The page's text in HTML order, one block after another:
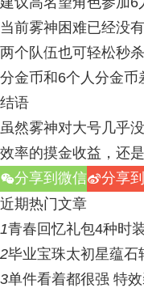
当前雾神困难已经没
两个队伍也可轻松秒
分金币和6个人分金币
结语
虽然雾神对大号几乎
效率的摸金收益，还
w分享到微信t分享
近期热门文章
1青春回忆礼包4种时
2毕业宝珠太初星蕴石
3单件看着都很强 特